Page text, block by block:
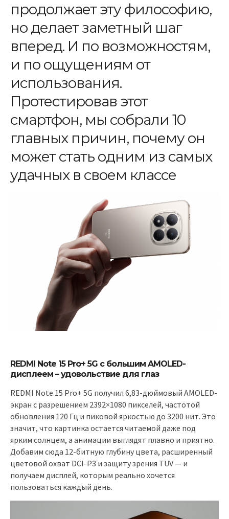
продолжает эту философию,
но делает заметный шаг
вперед. И по возможностям,
и по ощущениям от
использования.
Протестировав этот
смартфон, мы собрали 10
главных причин, почему он
может стать одним из самых
удачных в своем классе
REDMI Note 15 Pro+ 5G с большим AMOLED-
дисплеем – удовольствие для глаз
REDMI Note 15 Pro+ 5G получил 6,83-дюймовый AMOLED-
экран с разрешением 2392×1080 пикселей, частотой
обновления 120 Гц и пиковой яркостью до 3200 нит. Это
значит, что картинка остается читаемой даже под
ярким солнцем, а анимации выглядят плавно и приятно.
Добавим сюда 12-битную глубину цвета, расширенный
цветовой охват DCI-P3 и защиту зрения TÜV — и
получаем дисплей, которым реально хочется
пользоваться каждый день.